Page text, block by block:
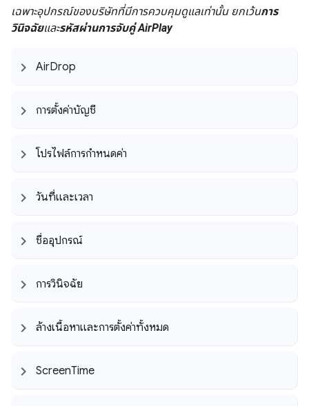
เฉพาะอุปกรณ์ของบริษัทที่มีการควบคุมดูแลเท่านั้น ยกเว้นการ
วินิจฉัยและรหัสผ่านการจับคู่ AirPlay
AirDrop
การตั้งค่าบัญชี
โปรไฟล์การกำหนดค่า
วันที่และเวลา
ชื่ออุปกรณ์
การวินิจฉัย
ล้างเนื้อหาและการตั้งค่าทั้งหมด
ScreenTime